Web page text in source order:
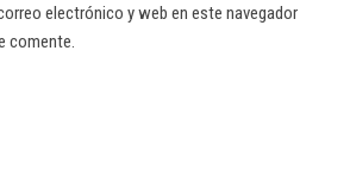
electrónico y web en este navegador
comente.